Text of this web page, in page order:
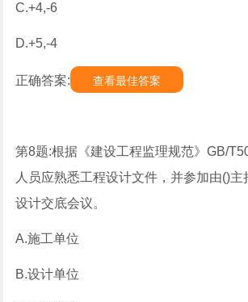
C.+4,-6
D.+5,-4
正确答案: 查看最佳答案
第8题:根据《建设工程监理规范》GB/
人员应熟悉工程设计文件，并参加由()主
设计交底会议。
A.施工单位
B.设计单位